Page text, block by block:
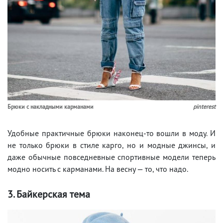
Брюки с накладными карманами pinterest
Удобные практичные брюки наконец-то вошли в моду. И
не только брюки в стиле карго, но и модные джинсы, и
даже обычные повседневные спортивные модели теперь
модно носить с карманами. На весну — то, что надо.
3. Байкерская тема